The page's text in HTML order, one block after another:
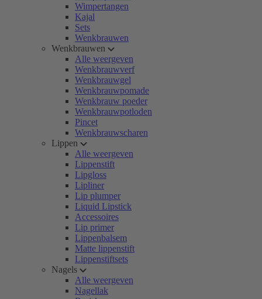
Wimpertangen
Kajal
Sets
Wenkbrauwen
Wenkbrauwen
Alle weergeven
Wenkbrauwverf
Wenkbrauwgel
Wenkbrauwpomade
Wenkbrauw poeder
Wenkbrauwpotloden
Pincet
Wenkbrauwscharen
Lippen
Alle weergeven
Lippenstift
Lipgloss
Lipliner
Lip plumper
Liquid Lipstick
Accessoires
Lip primer
Lippenbalsem
Matte lippenstift
Lippenstiftsets
Nagels
Alle weergeven
Nagellak